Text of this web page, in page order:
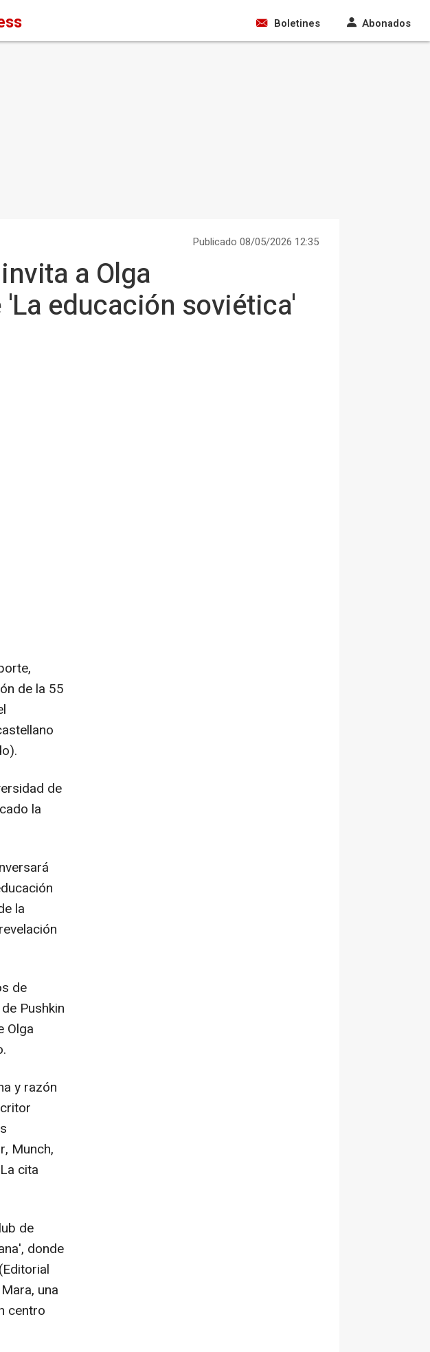
Boletines Abonados
Publicado 08/05/2026 12:35
a Olga
educación soviética'
de la 55
de
la
la
de
Pushkin
Olga
y razón
Munch,
cita
de
donde
una
centro